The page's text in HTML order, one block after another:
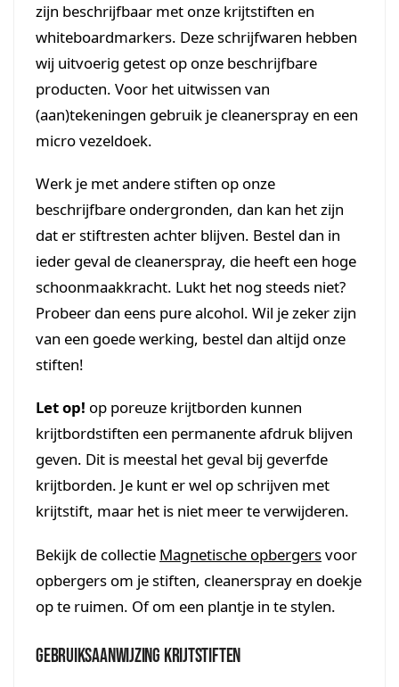
zijn beschrijfbaar met onze krijtstiften en
whiteboardmarkers. Deze schrijfwaren hebben
wij uitvoerig getest op onze beschrijfbare
producten. Voor het uitwissen van
(aan)tekeningen gebruik je cleanerspray en een
micro vezeldoek.
Werk je met andere stiften op onze
beschrijfbare ondergronden, dan kan het zijn
dat er stiftresten achter blijven. Bestel dan in
ieder geval de cleanerspray, die heeft een hoge
schoonmaakkracht. Lukt het nog steeds niet?
Probeer dan eens pure alcohol. Wil je zeker zijn
van een goede werking, bestel dan altijd onze
stiften!
Let op! op poreuze krijtborden kunnen
krijtbordstiften een permanente afdruk blijven
geven. Dit is meestal het geval bij geverfde
krijtborden. Je kunt er wel op schrijven met
krijtstift, maar het is niet meer te verwijderen.
Bekijk de collectie Magnetische opbergersvoor
opbergers om je stiften, cleanerspray en doekje
op te ruimen. Of om een plantje in te stylen.
Gebruiksaanwijzing krijtstiften